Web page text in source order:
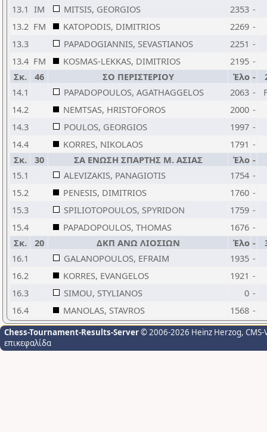
13.1 IM MITSIS, GEORGIOS 2353 -
13.2 FM KATOPODIS, DIMITRIOS 2269 -
13.3
PAPADOGIANNIS, SEVASTIANOS 2251 -
13.4 FM KOSMAS-LEKKAS, DIMITRIOS 2195 -
Σκ.
46 ΣΟ ΠΕΡΙΣΤΕΡΙΟΥ Έλο -
14.1
PAPADOPOULOS, AGATHAGGELOS 2063 -
14.2
NEMTSAS, HRISTOFOROS 2000 -
14.3
POULOS, GEORGIOS 1997 -
14.4
KORRES, NIKOLAOS 1791 -
Σκ.
30 ΣΑ ΕΝΩΣΗ ΣΠΑΡΤΗΣ Μ. ΑΣΙΑΣ Έλο -
15.1
ALEVIZAKIS, PANAGIOTIS 1754 -
15.2
PENESIS, DIMITRIOS 1760 -
15.3
SPILIOTOPOULOS, SPYRIDON 1759 -
15.4
PAPADOPOULOS, THOMAS 1676 -
Σκ.
20 ΔΚΠ ΑΝΩ ΛΙΟΣΙΩΝ Έλο -
16.1
GALANOPOULOS, EFRAIM 1935 -
16.2
KORRES, EVANGELOS 1921 -
16.3
SIMOU, STYLIANOS 0 -
16.4
MANOLAS, STAVROS 1568 -
Chess-Tournament-Results-Server© 2006-2026 Heinz Herzog,
επικεφαλίδα